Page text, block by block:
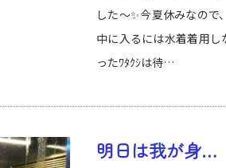
した〜✨今夏休みなの
中に入るには水着着用
ったﾜﾀｸｼは待…
明日は我が身…